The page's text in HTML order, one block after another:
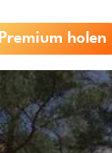
Premium holen